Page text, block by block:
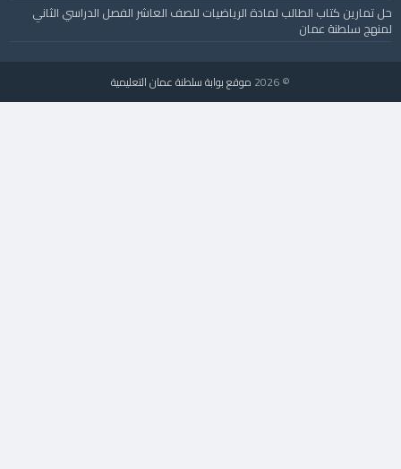
حل تمارين كتاب الطالب لمادة الرياضيات للصف العاشر الفصل الدراسي الثاني
لمنهج سلطنة عمان
© 2026 موقع بوابة سلطنة عمان التعليمية